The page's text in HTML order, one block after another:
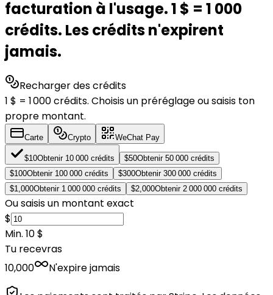
facturation à l'usage. 1 $ = 1 000
crédits. Les crédits n'expirent
jamais.
Recharger des crédits
1 $ = 1 000 crédits. Choisis un préréglage ou saisis ton
propre montant.
Carte Crypto WeChat Pay
$10Obtenir 10 000 crédits $50Obtenir 50 000 crédits
$100Obtenir 100 000 crédits $300Obtenir 300 000 crédits
$1,000Obtenir 1 000 000 crédits $2,000Obtenir 2 000 000 crédits
Ou saisis un montant exact
$
Min. 10 $
Tu recevras
10,000
N'expire jamais